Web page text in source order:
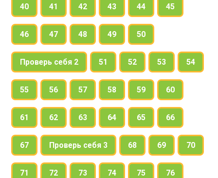
40 41 42 43 44 45
46 47 48 49 50
Проверь себя 2 51 52 53 54
55 56 57 58 59 60
61 62 63 64 65 66
67 Проверь себя 3 68 69 70
71 72 73 74 75 76